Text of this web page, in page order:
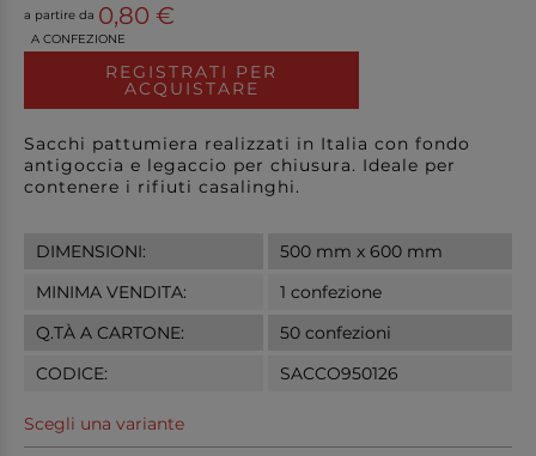
a partire da 0,80 €
A CONFEZIONE
REGISTRATI PER
ACQUISTARE
Sacchi pattumiera realizzati in Italia con fondo
antigoccia e legaccio per chiusura. Ideale per
contenere i rifiuti casalinghi.
DIMENSIONI:
500 mm x 600 mm
MINIMA VENDITA:
1 confezione
Q.TÀ A CARTONE:
50 confezioni
CODICE:
SACCO950126
Scegli una variante